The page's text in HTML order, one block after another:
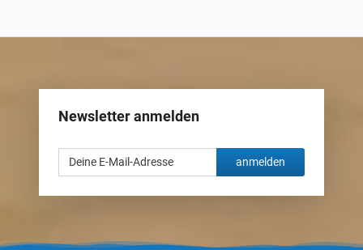
Newsletter anmelden
anmelden